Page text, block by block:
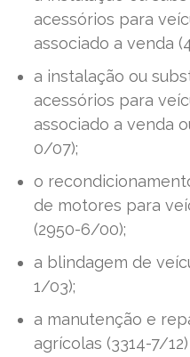
acessórios para
associado a venda
a instalação ou
acessórios para
associado a venda
0/07);
o
de motores para
(2950-6/00);
a blindagem de
1/03);
a manutenção e
agrícolas (3314-7/